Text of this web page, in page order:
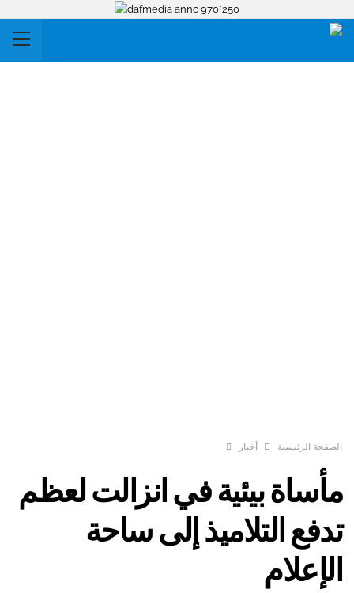
الصفحة الرئيسية أخبار
مأساة بيئية في انزالت لعظم
تدفع التلاميذ إلى ساحة
الإعلام